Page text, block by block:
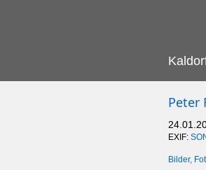
Peter
EXIF:
Bilder,